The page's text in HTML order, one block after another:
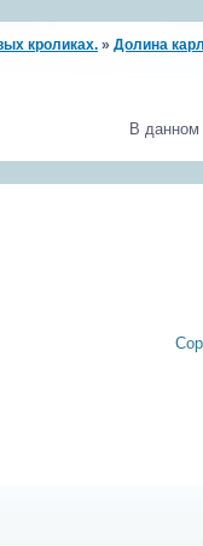
кроликах. » Долина
В